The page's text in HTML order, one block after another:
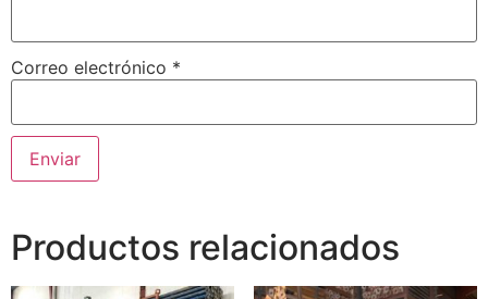
Correo electrónico *
Productos relacionados